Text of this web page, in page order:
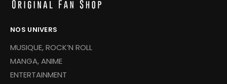
NOS UNIVERS
MUSIQUE, ROCK’N ROLL
MANGA, ANIME
ENTERTAINMENT